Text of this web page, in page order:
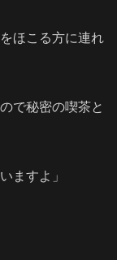
ほこる方に連れ
で秘密の喫茶と
ますよ」